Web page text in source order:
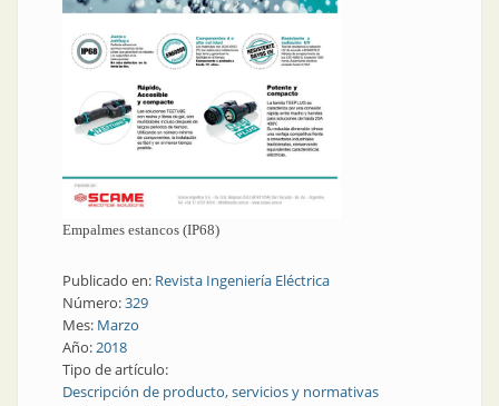
Empalmes estancos (IP68)
Publicado en: Revista Ingeniería Eléctrica
Número:329
Mes: Marzo
Año:2018
Tipo de artículo:
Descripción de producto, servicios y normativas